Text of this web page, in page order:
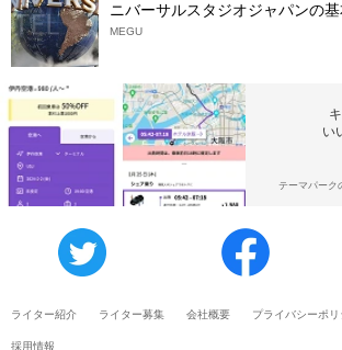
ニバーサルスタジオジャパンの基
MEGU
い
テーマパーク
ライター紹介 ライター募集 会社概要 プライバシーポリ
採用情報